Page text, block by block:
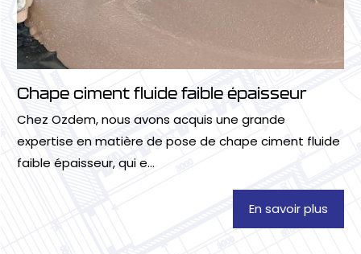
Chape ciment fluide faible épaisseur
Chez Ozdem, nous avons acquis une grande
expertise en matière de pose de chape ciment fluide
faible épaisseur, qui e...
En savoir plus